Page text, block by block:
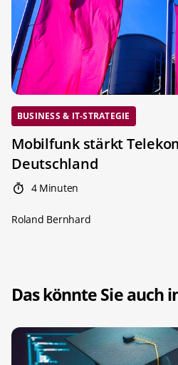
BUSINESS & IT-STRATEGIE
Mobilfunk stärkt
Deutschland
4 Minuten
Roland Bernhard
Das könnte Sie auch